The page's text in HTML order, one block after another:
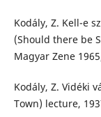
Kodály, Z. Kell-e
(Should there be
Magyar Zene
Kodály, Z. Vidéki
Town) lecture,